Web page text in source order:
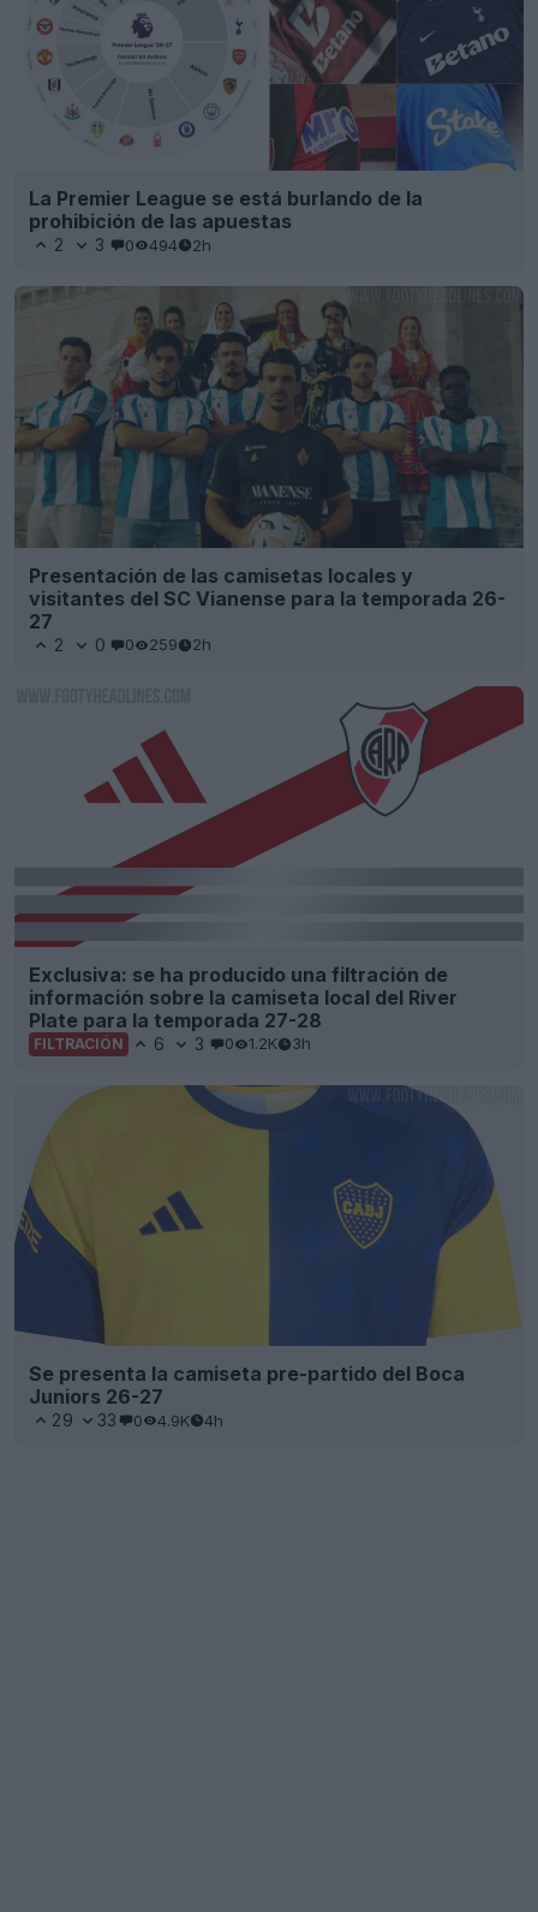
La Premier League se está burlando de la
prohibición de las apuestas
2 3 0 494 2h
Presentación de las camisetas locales y
visitantes del SC Vianense para la temporada 26-
27
2 0 0 259 2h
Exclusiva: se ha producido una filtración de
información sobre la camiseta local del River
Plate para la temporada 27-28
FILTRACIÓN 6 3 0 1.2K 3h
Se presenta la camiseta pre-partido del Boca
Juniors 26-27
29 33 0 4.9K 4h